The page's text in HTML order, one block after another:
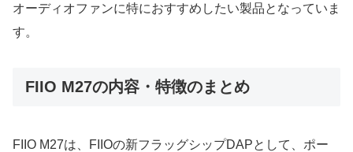
オーディオファンに特におすすめしたい製品となっていま
す。
FIIO M27の内容・特徴のまとめ
FIIO M27は、FIIOの新フラッグシップDAPとして、ポー